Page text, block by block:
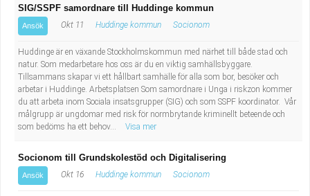
SIG/SSPF samordnare till Huddinge kommun
Ansök Okt 11 Huddinge kommun Socionom
Huddinge är en växande Stockholmskommun med närhet till både stad och
natur. Som medarbetare hos oss är du en viktig samhällsbyggare.
Tillsammans skapar vi ett hållbart samhälle för alla som bor, besöker och
arbetar i Huddinge. Arbetsplatsen Som samordnare i Unga i riskzon kommer
du att arbeta inom Sociala insatsgrupper (SIG) och som SSPF koordinator. Vår
målgrupp är ungdomar med risk för normbrytande kriminellt beteende och
som bedöms ha ett behov...
Visa mer
Socionom till Grundskolestöd och Digitalisering
Ansök Okt 16 Huddinge kommun Socionom